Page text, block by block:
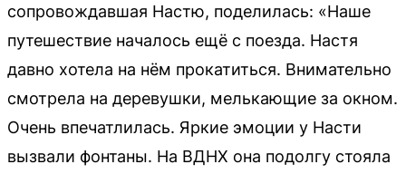
сопровождавшая Настю, поделилась: «Наше
путешествие началось ещё с поезда. Настя
давно хотела на нём прокатиться. Внимательно
смотрела на деревушки, мелькающие за окном.
Очень впечатлилась. Яркие эмоции у Насти
вызвали фонтаны. На ВДНХ она подолгу стояла